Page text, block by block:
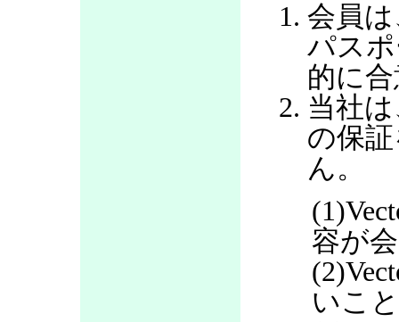
会員
パス
的に
当社
の保
ん。
容が
いこと